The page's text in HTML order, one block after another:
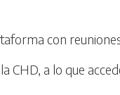
con
a lo que